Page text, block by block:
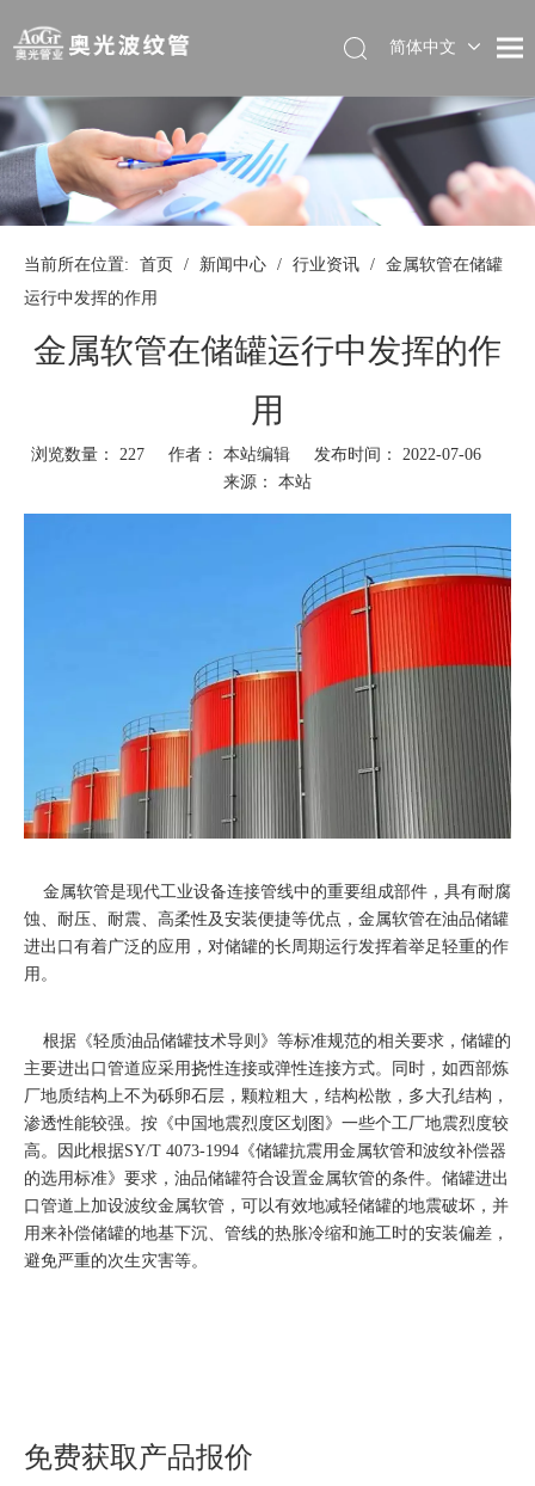
简体中文
当前所在位置: 首页 / 新闻中心 / 行业资讯 / 金属软管在储罐
运行中发挥的作用
金属软管在储罐运行中发挥的作
用
浏览数量： 227作者： 本站编辑 发布时间： 2022-07-06
来源： 本站
["wechat","weibo","qzone","douban","email"]
金属软管是现代工业设备连接管线中的重要组成部件，具有耐腐
蚀、耐压、耐震、高柔性及安装便捷等优点，金属软管在油品储罐
进出口有着广泛的应用，对储罐的长周期运行发挥着举足轻重的作
用。
根据《轻质油品储罐技术导则》等标准规范的相关要求，储罐的
主要进出口管道应采用挠性连接或弹性连接方式。同时，如西部炼
厂地质结构上不为砾卵石层，颗粒粗大，结构松散，多大孔结构，
渗透性能较强。按《中国地震烈度区划图》一些个工厂地震烈度较
高。因此根据SY/T 4073-1994《储罐抗震用金属软管和波纹补偿器
的选用标准》要求，油品储罐符合设置金属软管的条件。储罐进出
口管道上加设波纹金属软管，可以有效地减轻储罐的地震破坏，并
用来补偿储罐的地基下沉、管线的热胀冷缩和施工时的安装偏差，
避免严重的次生灾害等。
免费获取产品报价